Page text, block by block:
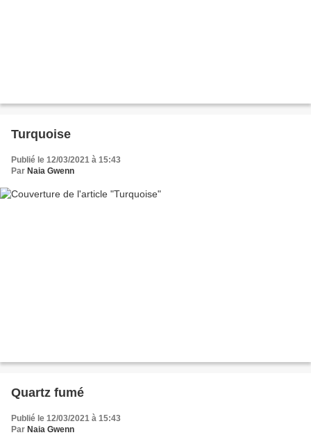
Turquoise
Publié le 12/03/2021 à 15:43
Par Naia Gwenn
Quartz fumé
Publié le 12/03/2021 à 15:43
Par Naia Gwenn